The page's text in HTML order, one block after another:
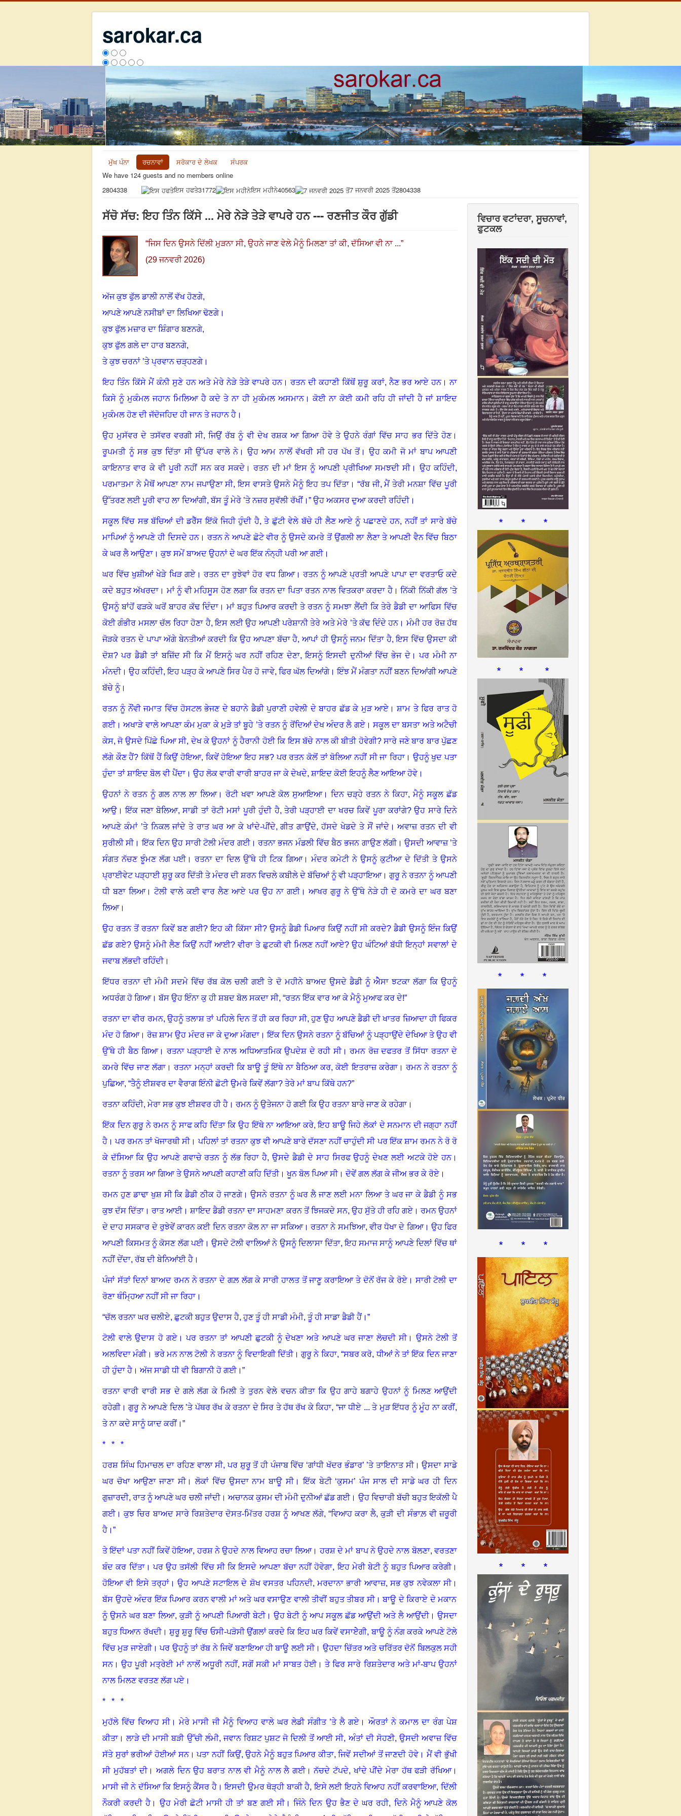
sarokar.ca
ਮੁੱਖ ਪੰਨਾ ਰਚਨਾਵਾਂ ਸਰੋਕਾਰ ਦੇ ਲੇਖਕ
ਸੰਪਰਕ
We have 124 guests and no members online
2804338
ਇਸ ਹਫਤੇ31772 ਇਸ ਮਹੀਨੇ40563 7 ਜਨਵਰੀ 2025 ਤੋਂ2804338
ਸੱਚੋ ਸੱਚ: ਇਹ ਤਿੰਨ ਕਿੱਸੇ ... ਮੇਰੇ ਨੇੜੇ ਤੇੜੇ ਵਾਪਰੇ ਹਨ --- ਰਣਜੀਤ ਕੌਰ ਗੁੱਡੀ
“ਜਿਸ ਦਿਨ ਉਸਨੇ ਦਿੱਲੀ ਮੁੜਨਾ ਸੀ, ਉਹਨੇ ਜਾਣ ਵੇਲੇ ਮੈਨੂੰ ਮਿਲਣਾ ਤਾਂ ਕੀ, ਦੱਸਿਆ ਵੀ ਨਾ ...”
(29 ਜਨਵਰੀ 2026)
ਅੱਜ ਕੁਝ ਫੁੱਲ ਡਾਲੀ ਨਾਲੋਂ ਵੱਖ ਹੋਣਗੇ,
ਆਪਣੇ ਆਪਣੇ ਨਸੀਬਾਂ ਦਾ ਲਿਖਿਆ ਢੋਣਗੇ।
ਕੁਝ ਫੁੱਲ ਮਜ਼ਾਰ ਦਾ ਸ਼ਿੰਗਾਰ ਬਣਨਗੇ,
ਕੁਝ ਫੁੱਲ ਗਲੇ ਦਾ ਹਾਰ ਬਣਨਗੇ,
ਤੇ ਕੁਝ ਚਰਨਾਂ ’ਤੇ ਪ੍ਰਵਾਨ ਚੜ੍ਹਣਗੇ।
ਇਹ ਤਿੰਨ ਕਿੱਸੇ ਮੈਂ ਕੰਨੀ ਸੁਣੇ ਹਨ ਅਤੇ ਮੇਰੇ ਨੇੜੇ ਤੇੜੇ ਵਾਪਰੇ ਹਨ।ਰਤਨ ਦੀ ਕਹਾਣੀ ਕਿੱਥੋਂ ਸ਼ੁਰੂ ਕਰਾਂ,ਨੈਣ ਭਰ ਆਏ ਹਨ। ਨਾ
ਕਿਸੇ ਨੂੰ ਮੁਕੰਮਲ ਜਹਾਨ ਮਿਲਿਆ ਹੈ ਕਦੇ ਤੇ ਨਾ ਹੀ ਮੁਕੰਮਲ ਅਸਮਾਨ।ਕੋਈ ਨਾ ਕੋਈ ਕਮੀ ਰਹਿ ਹੀ ਜਾਂਦੀ ਹੈ ਜਾਂ ਸ਼ਾਇਦ
ਮੁਕੰਮਲ ਹੋਣ ਦੀ ਜੱਦੋਜਹਿਦ ਹੀ ਜਾਨ ਤੇ ਜਹਾਨ ਹੈ ।
ਉਹ ਮੁਸੱਵਰ ਦੇ ਤਸੱਵਰ ਵਰਗੀ ਸੀ,ਜਿਉਂ ਰੱਬ ਨੂੰ ਵੀ ਦੇਖ ਰਸ਼ਕ ਆ ਗਿਆ ਹੋਵੇ ਤੇ ਉਹਨੇ ਰੰਗਾਂ ਵਿੱਚ ਸਾਹ ਭਰ ਦਿੱਤੇ ਹੋਣ।
ਰੂਪਮਤੀ ਨੂੰ ਸਭ ਕੁਝ ਦਿੱਤਾ ਸੀ ਉੱਪਰ ਵਾਲੇ ਨੇ। ਉਹ ਆਮ ਨਾਲੋਂ ਵੱਖਰੀ ਸੀ ਹਰ ਪੱਖ ਤੋਂ। ਉਹ ਕਮੀ ਜੋ ਮਾਂ ਬਾਪ ਆਪਣੀ
ਕਾਇਨਾਤ ਵਾਰ ਕੇ ਵੀ ਪੂਰੀ ਨਹੀਂ ਸਨ ਕਰ ਸਕਦੇ ।ਰਤਨ ਦੀ ਮਾਂ ਇਸ ਨੂੰ ਆਪਣੀ ਪ੍ਰੀਖਿਆ ਸਮਝਦੀ ਸੀ। ਉਹ ਕਹਿੰਦੀ,
ਪਰਮਾਤਮਾ ਨੇ ਮੈਥੋਂ ਆਪਣਾ ਨਾਮ ਜਪਾਉਣਾ ਸੀ, ਇਸ ਵਾਸਤੇ ਉਸਨੇ ਮੈਨੂੰ ਇਹ ਤਪ ਦਿੱਤਾ। “ਰੱਬ ਜੀ, ਮੈਂ ਤੇਰੀ ਮਨਸ਼ਾ ਵਿੱਚ ਪੂਰੀ
ਉੱਤਰਣ ਲਈ ਪੂਰੀ ਵਾਹ ਲਾ ਦਿਆਂਗੀ,ਬੱਸ ਤੂੰ ਮੇਰੇ ’ਤੇ ਨਜ਼ਰ ਸੁਵੱਲੀ ਰੱਖੀਂ।” ਉਹ ਅਕਸਰ ਦੁਆ ਕਰਦੀ ਰਹਿੰਦੀ।
ਸਕੂਲ ਵਿੱਚ ਸਭ ਬੱਚਿਆਂ ਦੀ ਡਰੈੱਸ ਇੱਕੋ ਜਿਹੀ ਹੁੰਦੀ ਹੈ,ਤੇ ਛੁੱਟੀ ਵੇਲੇ ਬੱਚੇ ਹੀ ਲੈਣ ਆਏ ਨੂੰ ਪਛਾਣਦੇ ਹਨ,ਨਹੀਂ ਤਾਂ ਸਾਰੇ ਬੱਚੇ
ਮਾਪਿਆਂ ਨੂੰ ਆਪਣੇ ਹੀ ਦਿਸਦੇ ਹਨ। ਰਤਨ ਨੇ ਆਪਣੇ ਛੋਟੇ ਵੀਰ ਨੂੰ ਉਸਦੇ ਕਮਰੇ ਤੋਂ ਉਂਗਲੀ ਲਾ ਲੈਣਾ ਤੇ ਆਪਣੀ ਵੈਨ ਵਿੱਚ ਬਿਠਾ
ਕੇ ਘਰ ਲੈ ਆਉਣਾ ।ਕੁਝ ਸਮੇਂ ਬਾਅਦ ਉਹਨਾਂ ਦੇ ਘਰ ਇੱਕ ਨੰਨ੍ਹੀ ਪਰੀ ਆ ਗਈ।
ਘਰ ਵਿੱਚ ਖੁਸ਼ੀਆਂ ਖੇੜੇ ਖਿੜ ਗਏ। ਰਤਨ ਦਾ ਰੁਝੇਵਾਂ ਹੋਰ ਵਧ ਗਿਆ। ਰਤਨ ਨੂੰ ਆਪਣੇ ਪ੍ਰਤੀ ਆਪਣੇ ਪਾਪਾ ਦਾ ਵਰਤਾਓ ਕਦੇ
ਕਦੇ ਬਹੁਤ ਅੱਖਰਦਾ । ਮਾਂ ਨੂੰ ਵੀ ਮਹਿਸੂਸ ਹੋਣ ਲਗਾ ਕਿ ਰਤਨ ਦਾ ਪਿਤਾ ਰਤਨ ਨਾਲ ਵਿਤਕਰਾ ਕਰਦਾ ਹੈ।ਨਿੱਕੀ ਨਿੱਕੀ ਗੱਲ ’ਤੇ
ਉਸਨੂੰ ਬਾਂਹੋਂ ਫੜਕੇ ਘਰੋਂ ਬਾਹਰ ਕੱਢ ਦਿੰਦਾ । ਮਾਂ ਬਹੁਤ ਪਿਆਰ ਕਰਦੀ ਤੇ ਰਤਨ ਨੂੰ ਸਮਝਾ ਲੈਂਦੀ ਕਿ ਤੇਰੇ ਡੈਡੀ ਦਾ ਆਫਿਸ ਵਿੱਚ
ਕੋਈ ਗੰਭੀਰ ਮਸਲਾ ਚੱਲ ਰਿਹਾ ਹੋਣਾ ਹੈ,ਇਸ ਲਈ ਉਹ ਆਪਣੀ ਪਰੇਸ਼ਾਨੀ ਤੇਰੇ ਅਤੇ ਮੇਰੇ ’ਤੇ ਕੱਢ ਦਿੰਦੇ ਹਨ। ਮੰਮੀ ਹਰ ਰੋਜ਼ ਹੱਥ
ਜੋੜਕੇ ਰਤਨ ਦੇ ਪਾਪਾ ਅੱਗੇ ਬੇਨਤੀਆਂ ਕਰਦੀ ਕਿ ਉਹ ਆਪਣਾ ਬੱਚਾ ਹੈ, ਆਪਾਂ ਹੀ ਉਸਨੂੰ ਜਨਮ ਦਿੱਤਾ ਹੈ, ਇਸ ਵਿੱਚ ਉਸਦਾ ਕੀ
ਦੋਸ਼?ਪਰ ਡੈਡੀ ਤਾਂ ਬਜ਼ਿੱਦ ਸੀ ਕਿ ਮੈਂ ਇਸਨੂੰ ਘਰ ਨਹੀਂ ਰਹਿਣ ਦੇਣਾ, ਇਸਨੂੰ ਇਸਦੀ ਦੁਨੀਆਂ ਵਿੱਚ ਭੇਜ ਦੇ।ਪਰ ਮੰਮੀ ਨਾ
ਮੰਨਦੀ।ਉਹ ਕਹਿੰਦੀ, ਇਹ ਪੜ੍ਹ ਕੇ ਆਪਣੇ ਸਿਰ ਪੈਰ ਹੋ ਜਾਵੇ, ਫਿਰ ਘੱਲ ਦਿਆਂਗੇ।ਇੰਝ ਮੈਂ ਮੰਗਤਾ ਨਹੀਂ ਬਣਨ ਦਿਆਂਗੀ ਆਪਣੇ
ਬੱਚੇ ਨੂੰ।
ਰਤਨ ਨੂੰ ਨੌਂਵੀ ਜਮਾਤ ਵਿੱਚ ਹੋਸਟਲ ਭੇਜਣ ਦੇ ਬਹਾਨੇ ਡੈਡੀ ਪੁਰਾਣੀ ਹਵੇਲੀ ਦੇ ਬਾਹਰ ਛੱਡ ਕੇ ਮੁੜ ਆਏ।ਸ਼ਾਮ ਤੇ ਫਿਰ ਰਾਤ ਹੋ
ਗਈ।ਅਖਾੜੇ ਵਾਲੇ ਆਪਣਾ ਕੰਮ ਮੁਕਾ ਕੇ ਮੁੜੇ ਤਾਂ ਬੂਹੇ ’ਤੇ ਰਤਨ ਨੂੰ ਰੋਂਦਿਆਂ ਦੇਖ ਅੰਦਰ ਲੈ ਗਏ। ਸਕੂਲ ਦਾ ਬਸਤਾ ਅਤੇ ਅਟੈਚੀ
ਕੇਸ, ਜੋ ਉਸਦੇ ਪਿੱਛੇ ਪਿਆ ਸੀ, ਦੇਖ ਕੇ ਉਹਨਾਂ ਨੂੰ ਹੈਰਾਨੀ ਹੋਈ ਕਿ ਇਸ ਬੱਚੇ ਨਾਲ ਕੀ ਬੀਤੀ ਹੋਵੇਗੀ?ਸਾਰੇ ਜਣੇ ਬਾਰ ਬਾਰ ਪੁੱਛਣ
ਲੱਗੇ ਕੌਣ ਹੈਂ? ਕਿੱਥੋਂ ਹੈਂ ਕਿਉਂ ਹੋਇਆ, ਕਿਵੇਂ ਹੋਇਆ ਇਹ ਸਭ? ਪਰ ਰਤਨ ਕੋਲੋਂ ਤਾਂ ਬੋਲਿਆ ਨਹੀਂ ਸੀ ਜਾ ਰਿਹਾ। ਉਹਨੂੰ ਖੁਦ ਪਤਾ
ਹੁੰਦਾ ਤਾਂ ਸ਼ਾਇਦ ਬੋਲ ਵੀ ਪੈਂਦਾ । ਉਹ ਲੋਕ ਵਾਰੀ ਵਾਰੀ ਬਾਹਰ ਜਾ ਕੇ ਦੇਖਦੇ, ਸ਼ਾਇਦ ਕੋਈ ਇਹਨੂੰ ਲੈਣ ਆਇਆ ਹੋਵੇ।
ਉਹਨਾਂ ਨੇ ਰਤਨ ਨੂੰ ਗਲ ਨਾਲ ਲਾ ਲਿਆ। ਰੋਟੀ ਖਵਾ ਆਪਣੇ ਕੋਲ ਸੁਆਇਆ।
ਦਿਨ ਚੜ੍ਹੇ ਰਤਨ ਨੇ ਕਿਹਾ, ਮੈਨੂੰ ਸਕੂਲ ਛੱਡ
ਆਉ ।ਇੱਕ ਜਣਾ ਬੋਲਿਆ, ਸਾਡੀ ਤਾਂ ਰੋਟੀ ਮਸਾਂ ਪੂਰੀ ਹੁੰਦੀ ਹੈ, ਤੇਰੀ ਪੜ੍ਹਾਈ ਦਾ ਖਰਚ ਕਿਵੇਂ ਪੂਰਾ ਕਰਾਂਗੇ? ਉਹ ਸਾਰੇ ਦਿਨੇ
ਆਪਣੇ ਕੰਮਾਂ ’ਤੇ ਨਿਕਲ ਜਾਂਦੇ ਤੇ ਰਾਤ ਘਰ ਆ ਕੇ ਖਾਂਦੇ-ਪੀਂਦੇ, ਗੀਤ ਗਾਉਂਦੇ, ਹੱਸਦੇ ਖੇਡਦੇ ਤੇ ਸੌਂ ਜਾਂਦੇ।ਅਵਾਜ਼ ਰਤਨ ਦੀ ਵੀ
ਸੁਰੀਲੀ ਸੀ।ਇੱਕ ਦਿਨ ਉਹ ਸਾਰੀ ਟੋਲੀ ਮੰਦਰ ਗਈ। ਰਤਨਾ ਭਜਨ ਮੰਡਲੀ ਵਿੱਚ ਬੈਠ ਭਜਨ ਗਾਉਣ ਲੱਗੀ। ਉਸਦੀ ਆਵਾਜ਼ ’ਤੇ
ਸੰਗਤ ਨੱਚਣ ਝੂੰਮਣ ਲੱਗ ਪਈ। ਰਤਨਾ ਦਾ ਦਿਲ ਉੱਥੇ ਹੀ ਟਿਕ ਗਿਆ। ਮੰਦਰ ਕਮੇਟੀ ਨੇ ਉਸਨੂੰ ਕੁਟੀਆ ਦੇ ਦਿੱਤੀ ਤੇ ਉਸਨੇ
ਪ੍ਰਾਈਵੇਟ ਪੜ੍ਹਾਈ ਸ਼ੁਰੂ ਕਰ ਦਿੱਤੀ ਤੇ ਮੰਦਰ ਦੀ ਸ਼ਰਨ ਵਿਚਲੇ ਕਬੀਲੇ ਦੇ ਬੱਚਿਆਂ ਨੂੰ ਵੀ ਪੜ੍ਹਾਇਆ। ਗੁਰੂ ਨੇ ਰਤਨਾ ਨੂੰ ਆਪਣੀ
ਧੀ ਬਣਾ ਲਿਆ। ਟੋਲੀ ਵਾਲੇ ਕਈ ਵਾਰ ਲੈਣ ਆਏ ਪਰ ਉਹ ਨਾ ਗਈ। ਆਖਰ ਗੁਰੂ ਨੇ ਉੱਥੇ ਨੇੜੇ ਹੀ ਦੋ ਕਮਰੇ ਦਾ ਘਰ ਬਣਾ
ਲਿਆ।
ਉਹ ਰਤਨ ਤੋਂ ਰਤਨਾ ਕਿਵੇਂ ਬਣ ਗਈ? ਇਹ ਕੀ ਕਿੱਸਾ ਸੀ? ਉਸਨੂੰ ਡੈਡੀ ਪਿਆਰ ਕਿਉਂ ਨਹੀਂ ਸੀ ਕਰਦੇ?ਡੈਡੀ ਉਸਨੂੰ ਇੰਜ ਕਿਉਂ
ਛੱਡ ਗਏ? ਉਸਨੂੰ ਮੰਮੀ ਲੈਣ ਕਿਉਂ ਨਹੀਂ ਆਈ? ਵੀਰਾ ਤੇ ਛੁਟਕੀ ਵੀ ਮਿਲਣ ਨਹੀਂ ਆਏ?ਉਹ ਘੰਟਿਆਂ ਬੱਧੀ ਇਨ੍ਹਾਂ ਸਵਾਲਾਂ ਦੇ
ਜਵਾਬ ਲੱਭਦੀ ਰਹਿੰਦੀ।
ਇੱਧਰ ਰਤਨਾ ਦੀ ਮੰਮੀ ਸਦਮੇ ਵਿੱਚ ਰੱਬ ਕੋਲ ਚਲੀ ਗਈ ਤੇ ਦੋ ਮਹੀਨੇ ਬਾਅਦ ਉਸਦੇ ਡੈਡੀ ਨੂੰ ਐੇਸਾ ਝਟਕਾ ਲੱਗਾ ਕਿ ਉਹਨੂੰ
ਅਧਰੰਗ ਹੋ ਗਿਆ।ਬੱਸ ਉਹ ਇੰਨਾ ਕੁ ਹੀ ਸ਼ਬਦ ਬੋਲ ਸਕਦਾ ਸੀ, “ਰਤਨ ਇੱਕ ਵਾਰ ਆ ਕੇ ਮੈਨੂੰ ਮੁਆਫ ਕਰ ਦੇ!”
ਰਤਨਾ ਦਾ ਵੀਰ ਰਮਨ, ਉਹਨੂੰ ਤਲਾਸ਼ ਤਾਂ ਪਹਿਲੇ ਦਿਨ ਤੋਂ ਹੀ ਕਰ ਰਿਹਾ ਸੀ, ਹੁਣ ਉਹ ਆਪਣੇ ਡੈਡੀ ਦੀ ਖਾਤਰ ਜ਼ਿਆਦਾ ਹੀ ਫਿਕਰ
ਮੰਦ ਹੋ ਗਿਆ।ਰੋਜ਼ ਸ਼ਾਮ ਉਹ ਮੰਦਰ ਜਾ ਕੇ ਦੁਆ ਮੰਗਦਾ।ਇੱਕ ਦਿਨ ਉਸਨੇ ਰਤਨਾ ਨੂੰ ਬੱਚਿਆਂ ਨੂੰ ਪੜ੍ਹਾਉਂਦੇ ਦੇਖਿਆ ਤੇ ਉਹ ਵੀ
ਉੱਥੇ ਹੀ ਬੈਠ ਗਿਆ। ਰਤਨਾ ਪੜ੍ਹਾਈ ਦੇ ਨਾਲ ਅਧਿਆਤਮਿਕ ਉਪਦੇਸ਼ ਦੇ ਰਹੀ ਸੀ।ਰਮਨ ਰੋਜ਼ ਦਫਤਰ ਤੋਂ ਸਿੱਧਾ ਰਤਨਾ ਦੇ
ਕਮਰੇ ਵਿੱਚ ਜਾਣ ਲੱਗਾ ।ਰਤਨਾ ਮਨ੍ਹਾਂ ਕਰਦੀ ਕਿ ਬਾਊ ਤੂੰ ਇੱਥੇ ਨਾ ਬੈਠਿਆ ਕਰ,ਕੋਈ ਇਤਰਾਜ਼ ਕਰੇਗਾ। ਰਮਨ ਨੇ ਰਤਨਾ ਨੂੰ
ਪੁਛਿਆ, “ਤੈਨੂੰ ਈਸ਼ਵਰ ਦਾ ਵੈਰਾਗ ਇੰਨੀ ਛੋਟੀ ਉਮਰੇ ਕਿਵੇਂ ਲੱਗਾ? ਤੇਰੇ ਮਾਂ ਬਾਪ ਕਿੱਥੇ ਹਨ?”
ਰਤਨਾ ਕਹਿੰਦੀ, ਮੇਰਾ ਸਭ ਕੁਝ ਈਸ਼ਵਰ ਹੀ ਹੈ । ਰਮਨ ਨੂੰ ਉਤੇਜਨਾ ਹੋ ਗਈ ਕਿ ਉਹ ਰਤਨਾ ਬਾਰੇ ਜਾਣ ਕੇ ਰਹੇਗਾ ।
ਇੱਕ ਦਿਨ ਗੁਰੂ ਨੇ ਰਮਨ ਨੂੰ ਸਾਫ ਕਹਿ ਦਿੱਤਾ ਕਿ ਉਹ ਇੱਥੇ ਨਾ ਆਇਆ ਕਰੇ, ਇਹ ਬਾਊ ਜਿਹੇ ਲੋਕਾਂ ਦੇ ਸਨਮਾਨ ਦੀ ਜਗ੍ਹਾ ਨਹੀਂ
ਹੈ ।ਪਰ ਰਮਨ ਤਾਂ ਖੋਜਾਰਥੀ ਸੀ।ਪਹਿਲਾਂ ਤਾਂ ਰਤਨਾ ਕੁਝ ਵੀ ਆਪਣੇ ਬਾਰੇ ਦੱਸਣਾ ਨਹੀਂ ਚਾਹੁੰਦੀ ਸੀ ਪਰ ਇੱਕ ਸ਼ਾਮ ਰਮਨ ਨੇ ਰੋ ਰੋ
ਕੇ ਦੱਸਿਆ ਕਿ ਉਹ ਆਪਣੇ ਗਵਾਚੇ ਰਤਨ ਨੂੰ ਲੱਭ ਰਿਹਾ ਹੈ, ਉਸਦੇ ਡੈਡੀ ਦੇ ਸਾਹ ਸਿਰਫ ਉਹਨੂੰ ਦੇਖਣ ਲਈ ਅਟਕੇ ਹੋਏ ਹਨ।
ਰਤਨਾ ਨੂੰ ਤਰਸ ਆ ਗਿਆ ਤੇ ਉਸਨੇ ਆਪਣੀ ਕਹਾਣੀ ਕਹਿ ਦਿੱਤੀ।ਖੂਨ ਬੋਲ ਪਿਆ ਸੀ। ਦੋਵੇਂ ਗਲ ਲੱਗ ਕੇ ਜੀਅ ਭਰ ਕੇ ਰੋਏ ।
ਰਮਨ ਹੁਣ ਡਾਢਾ ਖੁਸ਼ ਸੀ ਕਿ ਡੈਡੀ ਠੀਕ ਹੋ ਜਾਣਗੇ। ਉਸਨੇ ਰਤਨਾ ਨੂੰ ਘਰ ਲੈ ਜਾਣ ਲਈ ਮਨਾ ਲਿਆ ਤੇ ਘਰ ਜਾ ਕੇ ਡੈਡੀ ਨੂੰ ਸਭ
ਕੁਝ ਦੱਸ ਦਿੱਤਾ ।ਰਾਤ ਆਈ।ਸ਼ਾਇਦ ਡੈਡੀ ਰਤਨਾ ਦਾ ਸਾਹਮਣਾ ਕਰਨ ਤੋਂ ਝਿਜਕਦੇ ਸਨ, ਉਹ ਸੁੱਤੇ ਹੀ ਰਹਿ ਗਏ।ਰਮਨ ਉਹਨਾਂ
ਦੇ ਦਾਹ ਸਸਕਾਰ ਦੇ ਰੁਝੇਵੇਂ ਕਾਰਨ ਕਈ ਦਿਨ ਰਤਨਾ ਕੋਲ ਨਾ ਜਾ ਸਕਿਆ। ਰਤਨਾ ਨੇ ਸਮਝਿਆ, ਵੀਰ ਧੋਖਾ ਦੇ ਗਿਆ। ਉਹ ਫਿਰ
ਆਪਣੀ ਕਿਸਮਤ ਨੂੰ ਕੋਸਣ ਲੱਗ ਪਈ। ਉਸਦੇ ਟੋਲੀ ਵਾਲਿਆਂ ਨੇ ਉਸਨੂੰ ਦਿਲਾਸਾ ਦਿੱਤਾ, ਇਹ ਸਮਾਜ ਸਾਨੂੰ ਆਪਣੇ ਦਿਲਾਂ ਵਿੱਚ ਥਾਂ
ਨਹੀਂ ਦੇਂਦਾ, ਰੱਬ ਦੀ ਬੇਨਿਆਂਈ ਹੈ ।
ਪੰਜਾਂ ਸੱਤਾਂ ਦਿਨਾਂ ਬਾਅਦ ਰਮਨ ਨੇ ਰਤਨਾ ਦੇ ਗਲ਼ ਲੱਗ ਕੇ ਸਾਰੀ ਹਾਲਤ ਤੋਂ ਜਾਣੂ ਕਰਾਇਆ ਤੇ ਦੋਨੋਂ ਰੱਜ ਕੇ ਰੋਏ। ਸਾਰੀ ਟੋਲੀ ਦਾ
ਰੋਣਾ ਥੰਮ੍ਹਿਆ ਨਹੀਂ ਸੀ ਜਾ ਰਿਹਾ ।
“ਚੱਲ ਰਤਨਾ ਘਰ ਚਲੀਏ,ਛੁਟਕੀ ਬਹੁਤ ਉਦਾਸ ਹੈ,ਹੁਣ ਤੂੰ ਹੀ ਸਾਡੀ ਮੰਮੀ, ਤੂੰ ਹੀ ਸਾਡਾ ਡੈਡੀ ਹੈਂ । ”
ਟੋਲੀ ਵਾਲੇ ਉਦਾਸ ਹੋ ਗਏ।ਪਰ ਰਤਨਾ ਤਾਂ ਆਪਣੀ ਛੁਟਕੀ ਨੂੰ ਦੇਖਣਾ ਅਤੇ ਆਪਣੇ ਘਰ ਜਾਣਾ ਲੋਚਦੀ ਸੀ।
ਉਸਨੇ ਟੋਲੀ ਤੋਂ
ਅਲਵਿਦਾ ਮੰਗੀ। ਭਰੇ ਮਨ ਨਾਲ ਟੋਲੀ ਨੇ ਰਤਨਾ ਨੂੰ ਵਿਦਾਇਗੀ ਦਿੱਤੀ।ਗੁਰੂ ਨੇ ਕਿਹਾ,“ਸਬਰ ਕਰੋ, ਧੀਆਂ ਨੇ ਤਾਂ ਇੱਕ ਦਿਨ ਜਾਣਾ
ਹੀ ਹੁੰਦਾ ਹੈ । ਅੱਜ ਸਾਡੀ ਧੀ ਵੀ ਬਿਗਾਨੀ ਹੋ ਗਈ।”
ਰਤਨਾ ਵਾਰੀ ਵਾਰੀ ਸਭ ਦੇ ਗਲੇ ਲੱਗ ਕੇ ਮਿਲੀ ਤੇ ਤੁਰਨ ਵੇਲੇ ਵਚਨ ਕੀਤਾ ਕਿ ਉਹ ਗਾਹੇ ਬਗਾਹੇ ਉਹਨਾਂ ਨੂੰ ਮਿਲਣ ਆਉਂਦੀ
ਰਹੇਗੀ।ਗੁਰੂ ਨੇ ਆਪਣੇ ਦਿਲ ’ਤੇ ਪੱਥਰ ਰੱਖ ਕੇ ਰਤਨਾ ਦੇ ਸਿਰ ਤੇ ਹੱਥ ਰੱਖ ਕੇ ਕਿਹਾ, “ਜਾ ਧੀਏ ... ਤੇ ਮੁੜ ਇੱਧਰ ਨੂੰ ਮੂੰਹ ਨਾ ਕਰੀਂ,
ਤੇ ਨਾ ਕਦੇ ਸਾਨੂੰ ਯਾਦ ਕਰੀਂ।”
* * *
ਹਰਸ਼ ਸਿੰਘ ਹਿਮਾਚਲ ਦਾ ਰਹਿਣ ਵਾਲਾ ਸੀ,ਪਰ ਸ਼ੁਰੂ ਤੋਂ ਹੀ ਪੰਜਾਬ ਵਿੱਚ ‘ਗਾਂਧੀ ਖੱਦਰ ਭੰਡਾਰ’ ’ਤੇ ਤਾਇਨਾਤ ਸੀ।ਉਸਦਾ ਸਾਡੇ
ਘਰ ਚੋਖਾ ਆਉਣਾ ਜਾਣਾ ਸੀ। ਲੋਕਾਂ ਵਿੱਚ ਉਸਦਾ ਨਾਮ ਬਾਊ ਸੀ।ਇੱਕ ਬੇਟੀ ‘ਕੁਸਮ’ ਪੰਜ ਸਾਲ ਦੀ ਸਾਡੇ ਘਰ ਹੀ ਦਿਨ
ਗੁਜ਼ਾਰਦੀ, ਰਾਤ ਨੂੰ ਆਪਣੇ ਘਰ ਚਲੀ ਜਾਂਦੀ। ਅਚਾਨਕ ਕੁਸਮ ਦੀ ਮੰਮੀ ਦੁਨੀਆਂ ਛੱਡ ਗਈ। ਉਹ ਵਿਚਾਰੀ ਬੱਚੀ ਬਹੁਤ ਇਕੱਲੀ ਪੈ
ਗਈ।ਕੁਝ ਚਿਰ ਬਾਅਦ ਸਾਰੇ ਰਿਸ਼ਤੇਦਾਰ ਦੋਸਤ-ਮਿੱਤਰ ਹਰਸ਼ ਨੂੰ ਆਖਣ ਲੱਗੇ, “ਵਿਆਹ ਕਰਾ ਲੈ,ਕੁੜੀ ਦੀ ਸੰਭਾਲ਼ ਵੀ ਜ਼ਰੂਰੀ
ਹੈ ।”
ਤੇ ਇੱਦਾਂ ਪਤਾ ਨਹੀਂ ਕਿਵੇਂ ਹੋਇਆ,ਹਰਸ਼ ਨੇ ਉਹਦੇ ਨਾਲ ਵਿਆਹ ਰਚਾ ਲਿਆ।ਹਰਸ਼ ਦੇ ਮਾਂ ਬਾਪ ਨੇ ਉਹਦੇ ਨਾਲ ਬੋਲਣਾ,ਵਰਤਣਾ
ਬੰਦ ਕਰ ਦਿੱਤਾ।ਪਰ ਉਹ ਤਸੱਲੀ ਵਿੱਚ ਸੀ ਕਿ ਇਸਦੇ ਆਪਣਾ ਬੱਚਾ ਨਹੀਂ ਹੋਵੇਗਾ, ਇਹ ਮੇਰੀ ਬੇਟੀ ਨੂੰ ਬਹੁਤ ਪਿਆਰ ਕਰੇਗੀ।
ਹੋਇਆ ਵੀ ਇਸੇ ਤਰ੍ਹਾਂ। ਉਹ ਆਪਣੇ ਸਟਾਇਲ ਦੇ ਸ਼ੋਖ ਵਸਤਰ ਪਹਿਨਦੀ, ਮਰਦਾਨਾ ਭਾਰੀ ਆਵਾਜ਼, ਸਭ ਕੁਝ ਨਵੇਕਲਾ ਸੀ।
ਬੱਸ ਉਹਦੇ ਅੰਦਰ ਇੱਕ ਪਿਆਰ ਕਰਨ ਵਾਲੀ ਮਾਂ ਅਤੇ ਘਰ ਵਸਾਉਣ ਵਾਲੀ ਤੀਵੀਂ ਬਹੁਤ ਤੀਬਰ ਸੀ।ਬਾਊ ਦੇ ਕਿਰਾਏ ਦੇ ਮਕਾਨ
ਨੂੰ ਉਸਨੇ ਘਰ ਬਣਾ ਲਿਆ, ਕੁੜੀ ਨੂੰ ਆਪਣੀ ਪਿਆਰੀ ਬੇਟੀ। ਉਹ ਬੇਟੀ ਨੂੰ ਆਪ ਸਕੂਲ ਛੱਡ ਆਉਂਦੀ ਅਤੇ ਲੈ ਆਉਂਦੀ।ਉਸਦਾ
ਬਹੁਤ ਧਿਆਨ ਰੱਖਦੀ। ਸ਼ੁਰੂ ਸ਼ੁਰੂ ਵਿੱਚ ਓਸੀ-ਪੜੋਸੀ ਉਂਗਲਾਂ ਕਰਦੇ ਕਿ ਇਹ ਘਰ ਕਿਵੇਂ ਵਸਾਏੇਗੀ, ਬਾਊ ਨੂੰ ਨੰਗ ਕਰਕੇ ਆਪਣੇ ਟੋਲੇ
ਵਿੱਚ ਮੁੜ ਜਾਏਗੀ।ਪਰ ਉਹਨੂੰ ਤਾਂ ਰੱਬ ਨੇ ਜਿਵੇਂ ਬਣਾਇਆ ਹੀ ਬਾਊ ਲਈ ਸੀ। ਉਹਦਾ ਚਿੱਤਰ ਅਤੇ ਚਰਿੱਤਰ ਦੋਨੋਂ ਬਿਲਕੁਲ ਸਹੀ
ਸਨ।ਉਹ ਪੂਰੀ ਮਤ੍ਰੇਈ ਮਾਂ ਨਾਲੋਂ ਅਧੂਰੀ ਨਹੀਂ, ਸਗੋਂ ਸਕੀ ਮਾਂ ਸਾਬਤ ਹੋਈ।ਤੇ ਫਿਰ ਸਾਰੇ ਰਿਸ਼ਤੇਦਾਰ ਅਤੇ ਮਾਂ-ਬਾਪ ਉਹਨਾਂ
ਨਾਲ ਮਿਲਣ ਵਰਤਣ ਲੱਗ ਪਏ ।
* * *
ਮੁਹੱਲੇ ਵਿੱਚ ਵਿਆਹ ਸੀ। ਮੇਰੇ ਮਾਸੀ ਜੀ ਮੈਨੂੰ ਵਿਆਹ ਵਾਲੇ ਘਰ ਲੇਡੀ ਸੰਗੀਤ ’ਤੇ ਲੈ ਗਏ । ਔਰਤਾਂ ਨੇ ਕਮਾਲ ਦਾ ਰੰਗ ਪੇਸ਼
ਕੀਤਾ ।ਲਾੜੇ ਦੀ ਮਾਸੀ ਬੜੀ ਉੱਚੀ ਲੰਮੀ, ਜਵਾਨ ਰਿਸ਼ਟ ਪੁਸ਼ਟ ਜੋ ਦਿਲੀ ਤੋਂ ਆਈ ਸੀ, ਅੰਤਾਂ ਦੀ ਸੋਹਣੀ, ਉਸਦੀ ਅਵਾਜ਼ ਵਿੱਚ
ਸੱਤੇ ਸੁਰਾਂ ਭਰੀਆਂ ਹੋਈਆਂ ਸਨ।ਪਤਾ ਨਹੀਂ ਕਿਉਂ, ਉਹਨੇ ਮੈਨੂੰ ਬਹੁਤ ਪਿਆਰ ਕੀਤਾ, ਜਿਵੇਂ ਸਦੀਆਂ ਤੋਂ ਜਾਣਦੀ ਹੋਵੇ। ਮੈਂ ਵੀ ਭੁੱਖੀ
ਸੀ ਮੁਹੱਬਤਾਂ ਦੀ। ਅਗਲੇ ਦਿਨ ਉਹ ਬਰਾਤ ਨਾਲ ਵੀ ਮੈਨੂੰ ਨਾਲ ਲੈ ਗਈ।ਨੱਚਦੇ ਟੱਪਦੇ, ਖਾਂਦੇ ਪੀਂਦੇ ਮੇਰਾ ਹੱਥ ਫੜੀ ਰੱਖਿਆ।
ਮਾਸੀ ਜੀ ਨੇ ਦੱਸਿਆ ਕਿ ਇਸਨੂੰ ਕੈਂਸਰ ਹੈ।ਇਸਦੀ ਉਮਰ ਥੋੜ੍ਹੀ ਬਾਕੀ ਹੈ, ਇਸੇ ਲਈ ਇਹਨੇ ਵਿਆਹ ਨਹੀਂ ਕਰਵਾਇਆ, ਦਿੱਲੀ
ਨੌਕਰੀ ਕਰਦੀ ਹੈ । ਉਹ ਮੇਰੀ ਛੋਟੀ ਮਾਸੀ ਹੀ ਤਾਂ ਬਣ ਗਈ ਸੀ।ਜਿੰਨੇ ਦਿਨ ਉਹ ਭੈਣ ਦੇ ਘਰ ਰਹੀ, ਦਿਨੇ ਮੈਨੂੰ ਆਪਣੇ ਕੋਲ
ਵਿਚਾਰ ਵਟਾਂਦਰਾ, ਸੂਚਨਾਵਾਂ,
ਫੁਟਕਲ
* * *
* * *
* * *
* * *
* * *